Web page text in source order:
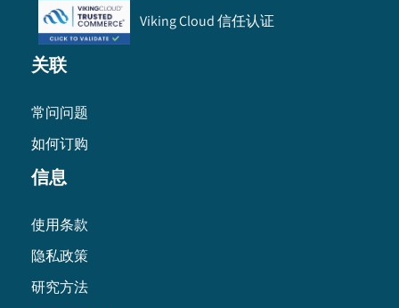
Viking Cloud 信任认证
关联
常问问题
如何订购
信息
使用条款
隐私政策
研究方法